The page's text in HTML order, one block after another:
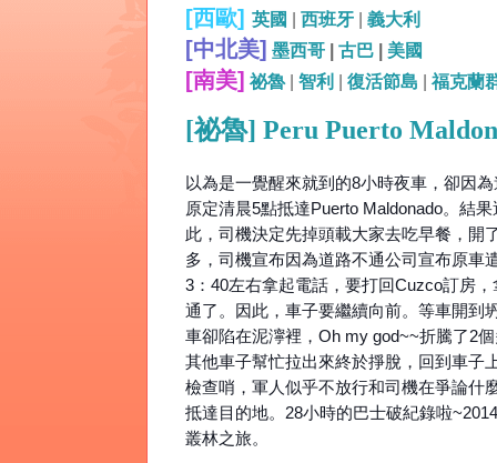
[西歐] 英國 西班牙 義大利
[中北美] 墨西哥 古巴 美國
[南美] 祕魯| 智利 復活節島 福克蘭
[祕魯] Peru Puerto
以為是一覺醒來就到的8小時夜車，卻因
原定清晨5點抵達Puerto Maldonado。結
此，司機決定先掉頭載大家去吃早餐，開
多，司機宣布因為道路不通公司宣布原車
3：40左右拿起電話，要打回Cuzco訂房
通了。因此，車子要繼續向前。等車開到
車卻陷在泥濘裡，Oh my god~~折騰了2
其他車子幫忙拉出來終於掙脫，回到車子
檢查哨，軍人似乎不放行和司機在爭論什
抵達目的地。28小時的巴士破紀錄啦
叢林之旅。